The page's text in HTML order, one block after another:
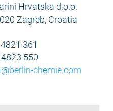
Hrvatska d.o.o.
Zagreb, Croatia
361
550
chemie.com